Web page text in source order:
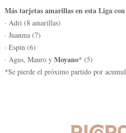
Más tarjetas amarillas en esta Liga
· Adri (8 amarillas)
· Juanma (7)
· Espín (6)
· Agus, Mauro y Moyano* (5)
*Se pierde el próximo partido por